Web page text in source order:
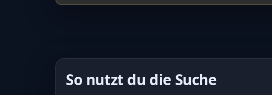
So nutzt du die Suche